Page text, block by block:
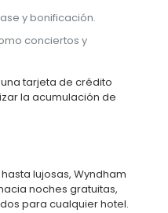
y bonificación.
conciertos y
tarjeta de crédito
la acumulación de
lujosas, Wyndham
noches gratuitas,
para cualquier hotel.